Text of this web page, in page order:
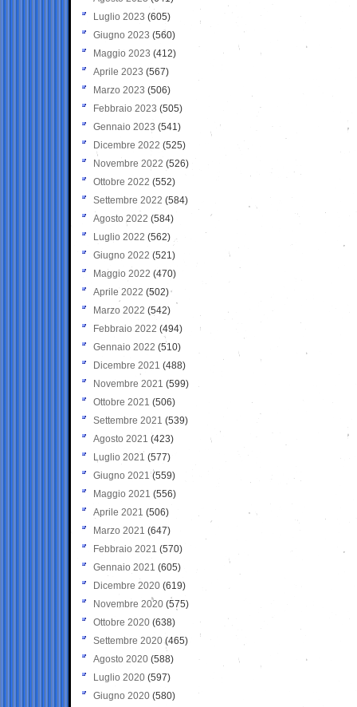
Luglio 2023 (605)
Giugno 2023 (560)
Maggio 2023 (412)
Aprile 2023 (567)
Marzo 2023 (506)
Febbraio 2023 (505)
Gennaio 2023 (541)
Dicembre 2022 (525)
Novembre 2022 (526)
Ottobre 2022 (552)
Settembre 2022 (584)
Agosto 2022 (584)
Luglio 2022 (562)
Giugno 2022 (521)
Maggio 2022 (470)
Aprile 2022 (502)
Marzo 2022 (542)
Febbraio 2022 (494)
Gennaio 2022 (510)
Dicembre 2021 (488)
Novembre 2021 (599)
Ottobre 2021 (506)
Settembre 2021 (539)
Agosto 2021 (423)
Luglio 2021 (577)
Giugno 2021(559)
Maggio 2021 (556)
Aprile 2021 (506)
Marzo 2021 (647)
Febbraio 2021 (570)
Gennaio 2021 (605)
Dicembre 2020 (619)
Novembre 2020 (575)
Ottobre 2020 (638)
Settembre 2020(465)
Agosto 2020 (588)
Luglio 2020 (597)
Giugno 2020 (580)